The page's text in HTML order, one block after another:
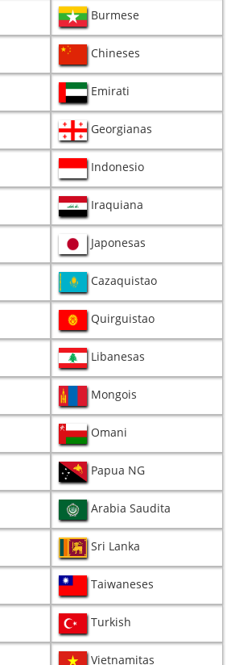
Burmese
Chineses
Emirati
Georgianas
Indonesio
Iraquiana
Japonesas
Cazaquistao
Quirguistao
Libanesas
Mongois
Omani
Papua NG
Arabia Saudita
Sri Lanka
Taiwaneses
Turkish
Vietnamitas